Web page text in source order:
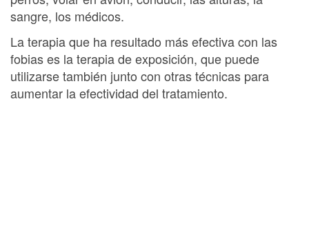
sangre, los médicos.
La terapia que ha resultado más efectiva con las
fobias es la terapia de exposición, que puede
utilizarse también junto con otras técnicas para
aumentar la efectividad del tratamiento.